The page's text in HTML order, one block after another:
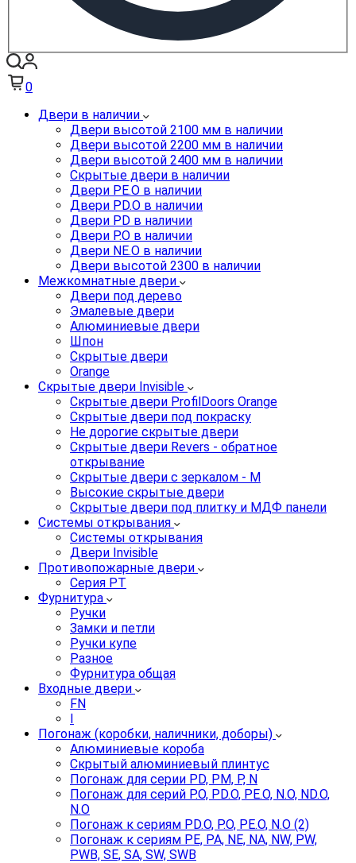
0
Двери в наличии
Двери высотой 2100 мм в наличии
Двери высотой 2200 мм в наличии
Двери высотой 2400 мм в наличии
Скрытые двери в наличии
Двери PE.O в наличии
Двери PD.O в наличии
Двери PD в наличии
Двери P.O в наличии
Двери NE.O в наличии
Двери высотой 2300 в наличии
Межкомнатные двери
Двери под дерево
Эмалевые двери
Алюминиевые двери
Шпон
Скрытые двери
Orange
Скрытые двери Invisible
Скрытые двери ProfilDoors Orange
Скрытые двери под покраску
Не дорогие скрытые двери
Скрытые двери Revers - обратное
открывание
Скрытые двери с зеркалом - M
Высокие скрытые двери
Скрытые двери под плитку и МДФ панели
Системы открывания
Системы открывания
Двери Invisible
Противопожарные двери
Серия PT
Фурнитура
Ручки
Замки и петли
Ручки купе
Разное
Фурнитура общая
Входные двери
FN
I
Погонаж (коробки, наличники, доборы)
Алюминиевые короба
Скрытый алюминиевый плинтус
Погонаж для серии PD, PM, P, N
Погонаж для серий P.O, PD.O, PE.O, N.O, ND.O,
N.O
Погонаж к сериям PD.O, P.O, PE.O, N.O (2)
Погонаж к сериям PE, PA, NE, NA, NW, PW,
PWB, SE, SA, SW, SWB